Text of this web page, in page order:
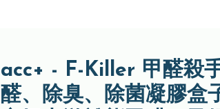
acc+ - F-Killer 甲醛殺
醛、除臭、除菌凝膠盒